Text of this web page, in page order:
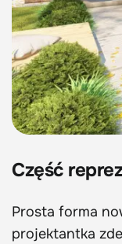
Część
Prosta forma
projektantka